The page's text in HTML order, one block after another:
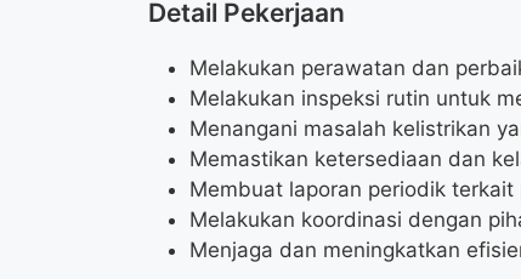
Detail Pekerjaan
Melakukan perawatan dan
Melakukan inspeksi rutin untuk
Menangani masalah kelistrikan
Memastikan ketersediaan dan
Membuat laporan periodik
Melakukan koordinasi dengan
Menjaga dan meningkatkan